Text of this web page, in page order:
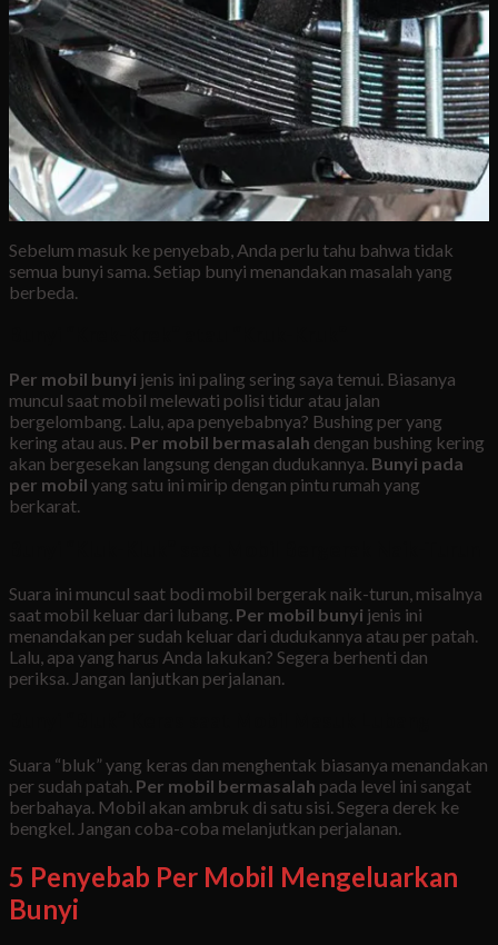
Sebelum masuk ke penyebab, Anda perlu tahu bahwa tidak
semua bunyi sama. Setiap bunyi menandakan masalah yang
berbeda.
Per mobil bunyi jenis ini paling sering saya temui. Biasanya
muncul saat mobil melewati polisi tidur atau jalan
bergelombang. Lalu, apa penyebabnya? Bushing per yang
kering atau aus. Per mobil bermasalah dengan bushing kering
akan bergesekan langsung dengan dudukannya. Bunyi pada
per mobil yang satu ini mirip dengan pintu rumah yang
berkarat.
Suara ini muncul saat bodi mobil bergerak naik-turun, misalnya
saat mobil keluar dari lubang. Per mobil bunyi jenis ini
menandakan per sudah keluar dari dudukannya atau per patah.
Lalu, apa yang harus Anda lakukan? Segera berhenti dan
periksa. Jangan lanjutkan perjalanan.
Suara “bluk” yang keras dan menghentak biasanya menandakan
per sudah patah. Per mobil bermasalah pada level ini sangat
berbahaya. Mobil akan ambruk di satu sisi. Segera derek ke
bengkel. Jangan coba-coba melanjutkan perjalanan.
5 Penyebab Per Mobil Mengeluarkan
Bunyi